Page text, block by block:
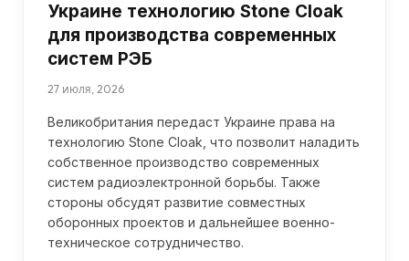
Украине технологию Stone Cloak
для производства современных
систем РЭБ
27 июля, 2026
Великобритания передаст Украине права на
технологию Stone Cloak, что позволит наладить
собственное производство современных
систем радиоэлектронной борьбы. Также
стороны обсудят развитие совместных
оборонных проектов и дальнейшее военно-
техническое сотрудничество.